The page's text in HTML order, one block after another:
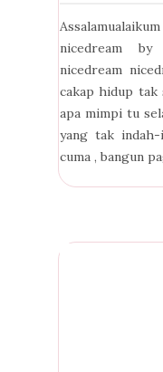
nicedream
nicedream
cakap hidup
apa mimpi tu
yang tak
cuma , bangun